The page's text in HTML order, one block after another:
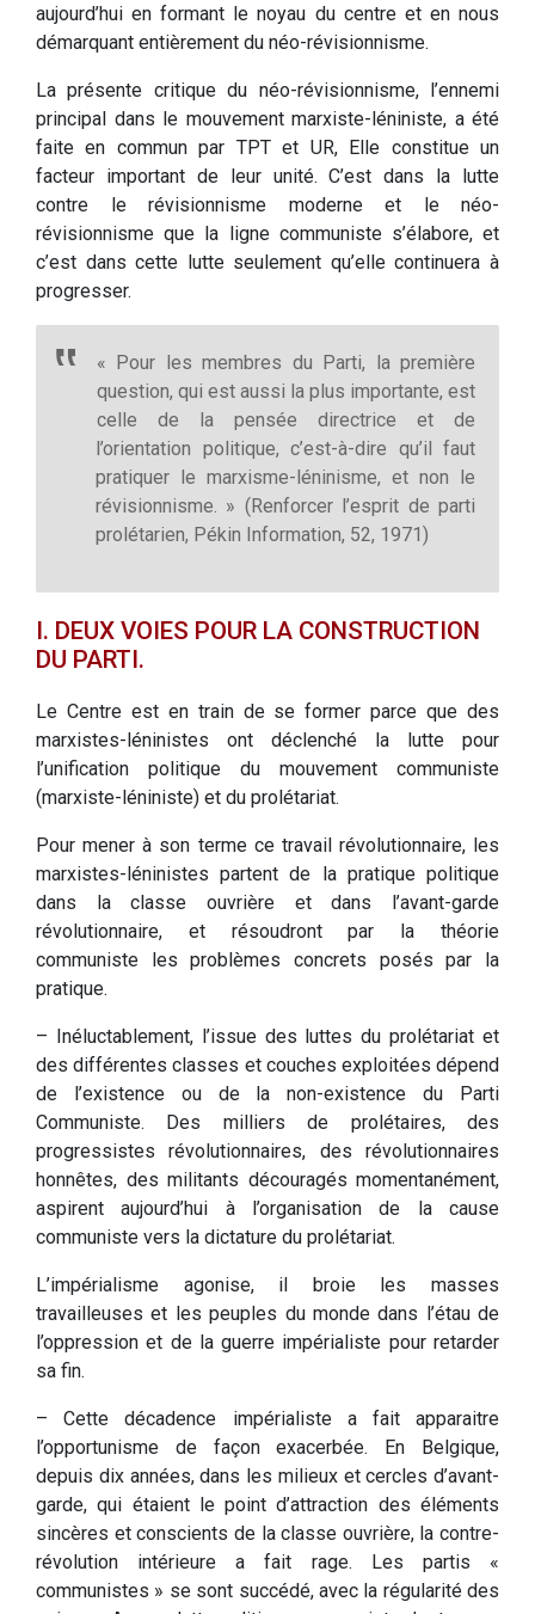
aujourd’hui en formant le noyau du centre et en nous
démarquant entièrement du néo-révisionnisme.
La présente critique du néo-révisionnisme, l’ennemi
principal dans le mouvement marxiste-léniniste, a été
faite en commun par TPT et UR, Elle constitue un
facteur important de leur unité. C’est dans la lutte
contre le révisionnisme moderne et le néo-
révisionnisme que la ligne communiste s’élabore, et
c’est dans cette lutte seulement qu’elle continuera à
progresser.
« Pour les membres du Parti, la première
question, qui est aussi la plus importante, est
celle de la pensée directrice et de
l’orientation politique, c’est-à-dire qu’il faut
pratiquer le marxisme-léninisme, et non le
révisionnisme. » (Renforcer l’esprit de parti
prolétarien, Pékin Information, 52, 1971)
I. DEUX VOIES POUR LA CONSTRUCTION
DU PARTI.
Le Centre est en train de se former parce que des
marxistes-léninistes ont déclenché la lutte pour
l’unification politique du mouvement communiste
(marxiste-léniniste) et du prolétariat.
Pour mener à son terme ce travail révolutionnaire, les
marxistes-léninistes partent de la pratique politique
dans la classe ouvrière et dans l’avant-garde
révolutionnaire, et résoudront par la théorie
communiste les problèmes concrets posés par la
pratique.
– Inéluctablement, l’issue des luttes du prolétariat et
des différentes classes et couches exploitées dépend
de l’existence ou de la non-existence du Parti
Communiste. Des milliers de prolétaires, des
progressistes révolutionnaires, des révolutionnaires
honnêtes, des militants découragés momentanément,
aspirent aujourd’hui à l’organisation de la cause
communiste vers la dictature du prolétariat.
L’impérialisme agonise, il broie les masses
travailleuses et les peuples du monde dans l’étau de
l’oppression et de la guerre impérialiste pour retarder
sa fin.
– Cette décadence impérialiste a fait apparaitre
l’opportunisme de façon exacerbée. En Belgique,
depuis dix années, dans les milieux et cercles d’avant-
garde, qui étaient le point d’attraction des éléments
sincères et conscients de la classe ouvrière, la contre-
révolution intérieure a fait rage. Les partis «
communistes » se sont succédé, avec la régularité des